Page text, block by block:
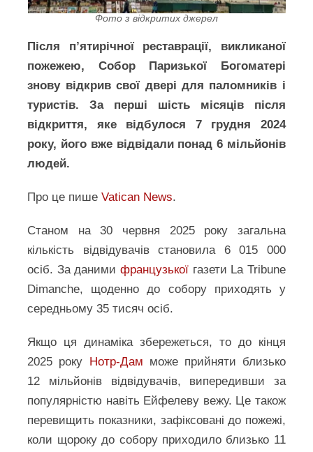
Фото з відкритих джерел
Після п’ятирічної реставрації, викликаної
пожежею, Собор Паризької Богоматері
знову відкрив свої двері для паломників і
туристів. За перші шість місяців після
відкриття, яке відбулося 7 грудня 2024
року, його вже відвідали понад 6 мільйонів
людей.
Про це пишеVatican News.
Станом на 30 червня 2025 року загальна
кількість відвідувачів становила 6 015 000
осіб. За даними французької газети La Tribune
Dimanche, щоденно до собору приходять у
середньому 35 тисяч осіб.
Якщо ця динаміка збережеться, то до кінця
2025 року Нотр-Дам може прийняти близько
12 мільйонів відвідувачів, випередивши за
популярністю навіть Ейфелеву вежу. Це також
перевищить показники, зафіксовані до пожежі,
коли щороку до собору приходило близько 11